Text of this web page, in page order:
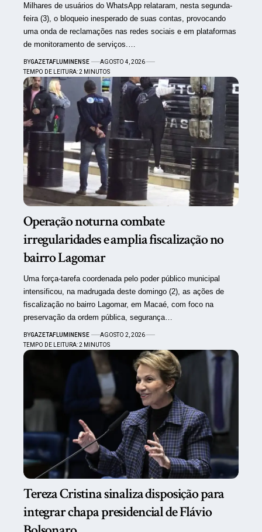
Milhares de usuários do WhatsApp relataram, nesta segunda-
feira (3), o bloqueio inesperado de suas contas, provocando
uma onda de reclamações nas redes sociais e em plataformas
de monitoramento de serviços.…
BYGAZETAFLUMINENSE
AGOSTO 4, 2026
TEMPO DE LEITURA: 2 MINUTOS
Operação noturna combate
irregularidades e amplia fiscalização no
bairro Lagomar
Uma força-tarefa coordenada pelo poder público municipal
intensificou, na madrugada deste domingo (2), as ações de
fiscalização no bairro Lagomar, em Macaé, com foco na
preservação da ordem pública, segurança…
BYGAZETAFLUMINENSE
AGOSTO 2, 2026
TEMPO DE LEITURA: 2 MINUTOS
Tereza Cristina sinaliza disposição para
integrar chapa presidencial de Flávio